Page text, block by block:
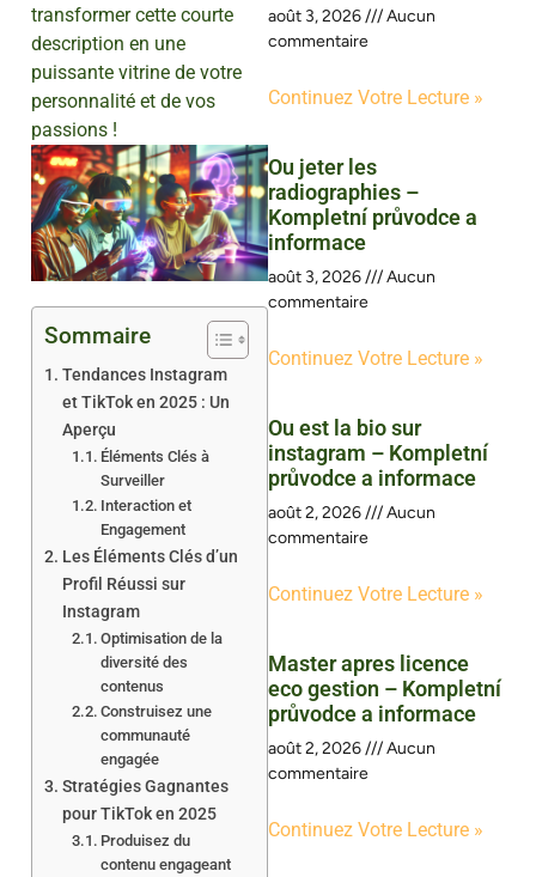
transformer cette courte
description en une
puissante vitrine de votre
personnalité et de vos
passions !
Sommaire
Tendances Instagram
et TikTok en 2025 : Un
Aperçu
Éléments Clés à
Surveiller
Interaction et
Engagement
Les Éléments Clés d’un
Profil Réussi sur
Instagram
Optimisation de la
diversité des
contenus
Construisez une
communauté
engagée
Stratégies Gagnantes
pour TikTok en 2025
Produisez du
contenu engageant
août 3, 2026
Aucun
commentaire
Continuez Votre Lecture »
Ou jeter les
radiographies –
Kompletní průvodce a
informace
août 3, 2026
Aucun
commentaire
Continuez Votre Lecture »
Ou est la bio sur
instagram – Kompletní
průvodce a informace
août 2, 2026
Aucun
commentaire
Continuez Votre Lecture »
Master apres licence
eco gestion – Kompletní
průvodce a informace
août 2, 2026
Aucun
commentaire
Continuez Votre Lecture »